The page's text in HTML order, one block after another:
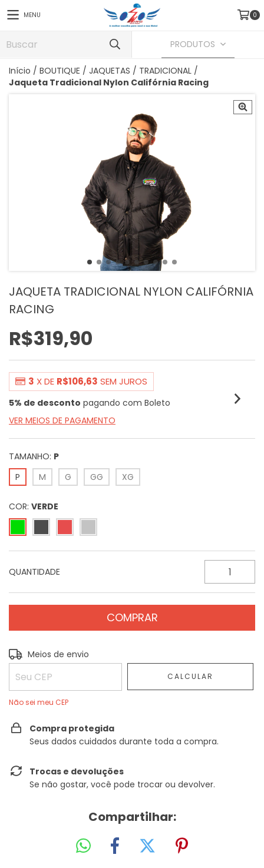
MENU 0
PRODUTOS
Início / BOUTIQUE / JAQUETAS / TRADICIONAL /
Jaqueta Tradicional Nylon Califórnia Racing
JAQUETA TRADICIONAL NYLON CALIFÓRNIA
RACING
R$319,90
3 X DE R$106,63 SEM JUROS
5% de desconto pagando com Boleto
VER MEIOS DE PAGAMENTO
TAMANHO: P
P
M G GG XG
COR: VERDE
QUANTIDADE
Entregas para o CEP:
Meios de envio
CALCULAR
Não sei meu CEP
Compra protegida
Seus dados cuidados durante toda a compra.
Trocas e devoluções
Se não gostar, você pode trocar ou devolver.
Compartilhar: